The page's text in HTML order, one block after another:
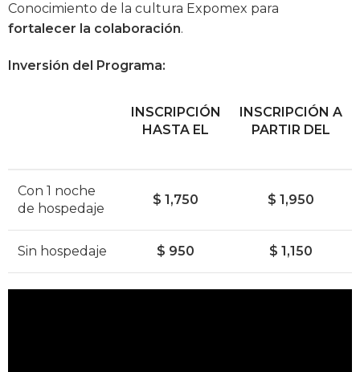
Conocimiento de la cultura Expomex para
fortalecer la colaboración.
Inversión del Programa:
INSCRIPCIÓN
HASTA EL
INSCRIPCIÓN A
PARTIR DEL
Con 1 noche
de hospedaje
$ 1,750 $ 1,950
Sin hospedaje $ 950 $ 1,150